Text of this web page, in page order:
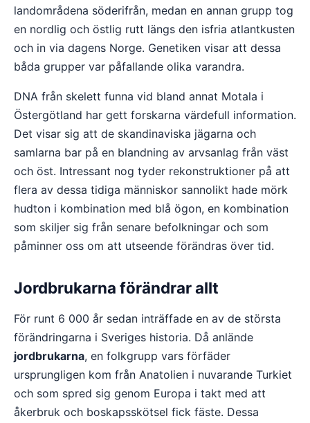
landområdena söderifrån, medan en annan grupp tog
en nordlig och östlig rutt längs den isfria atlantkusten
och in via dagens Norge. Genetiken visar att dessa
båda grupper var påfallande olika varandra.
DNA från skelett funna vid bland annat Motala i
Östergötland har gett forskarna värdefull information.
Det visar sig att de skandinaviska jägarna och
samlarna bar på en blandning av arvsanlag från väst
och öst. Intressant nog tyder rekonstruktioner på att
flera av dessa tidiga människor sannolikt hade mörk
hudton i kombination med blå ögon, en kombination
som skiljer sig från senare befolkningar och som
påminner oss om att utseende förändras över tid.
Jordbrukarna förändrar allt
För runt 6 000 år sedan inträffade en av de största
förändringarna i Sveriges historia. Då anlände
jordbrukarna, en folkgrupp vars förfäder
ursprungligen kom från Anatolien i nuvarande Turkiet
och som spred sig genom Europa i takt med att
åkerbruk och boskapsskötsel fick fäste. Dessa